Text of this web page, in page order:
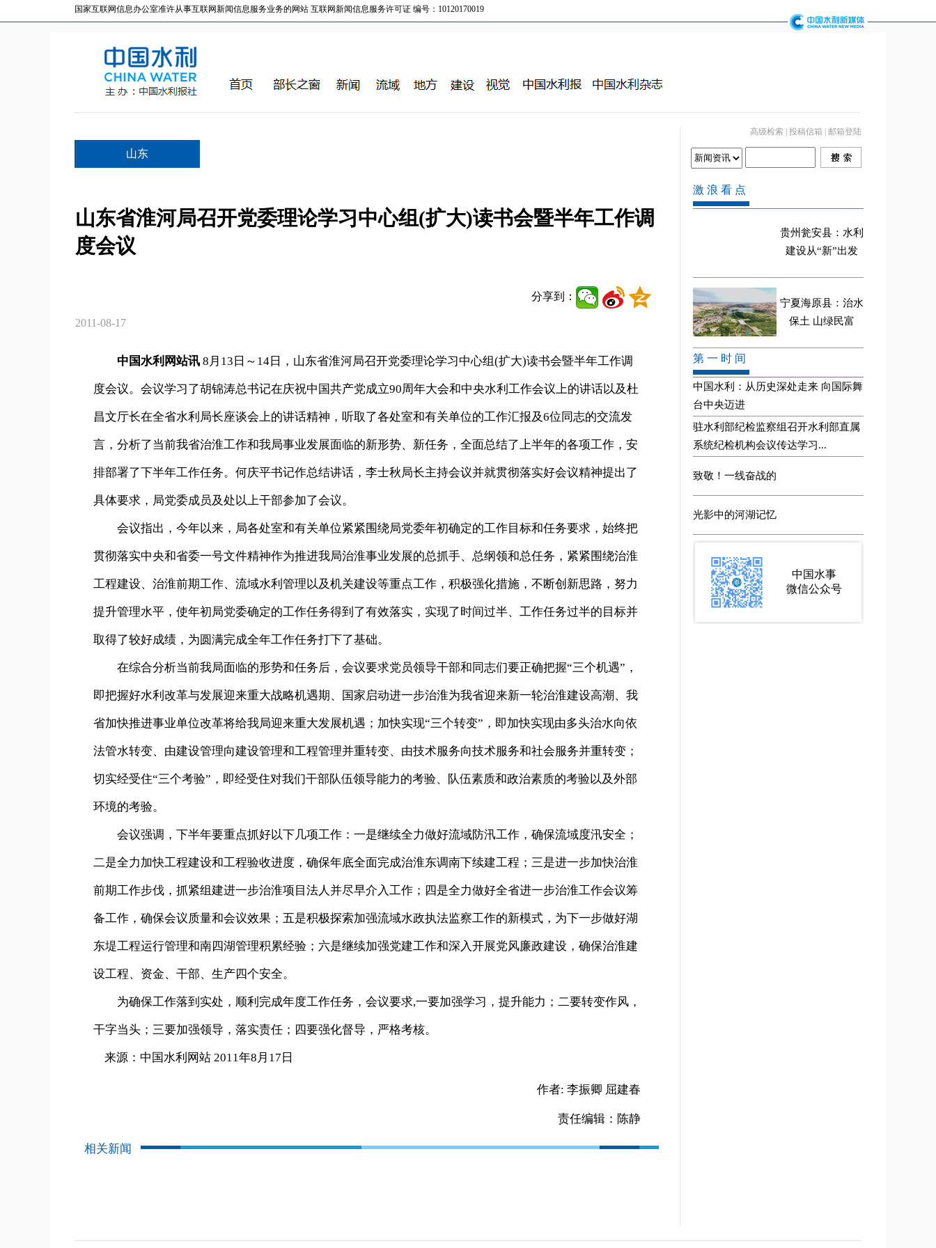
国家互联网信息办公室准许从事互联网新闻信息服务业务的网站 互联网新闻信息服务许可证 编号：10120170019
山东
高级检索 投稿信箱 邮箱登陆
山东省淮河局召开党委理论学习中心组(扩大)读书会暨半年工作调
度会议
分享到：
2011-08-17
中国水利网站讯 8月13日～14日，山东省淮河局召开党委理论学习中心组(扩大)读书会暨半年工作调
度会议。会议学习了胡锦涛总书记在庆祝中国共产党成立90周年大会和中央水利工作会议上的讲话以及杜
昌文厅长在全省水利局长座谈会上的讲话精神，听取了各处室和有关单位的工作汇报及6位同志的交流发
言，分析了当前我省治淮工作和我局事业发展面临的新形势、新任务，全面总结了上半年的各项工作，安
排部署了下半年工作任务。何庆平书记作总结讲话，李士秋局长主持会议并就贯彻落实好会议精神提出了
具体要求，局党委成员及处以上干部参加了会议。
会议指出，今年以来，局各处室和有关单位紧紧围绕局党委年初确定的工作目标和任务要求，始终把
贯彻落实中央和省委一号文件精神作为推进我局治淮事业发展的总抓手、总纲领和总任务，紧紧围绕治淮
工程建设、治淮前期工作、流域水利管理以及机关建设等重点工作，积极强化措施，不断创新思路，努力
提升管理水平，使年初局党委确定的工作任务得到了有效落实，实现了时间过半、工作任务过半的目标并
取得了较好成绩，为圆满完成全年工作任务打下了基础。
在综合分析当前我局面临的形势和任务后，会议要求党员领导干部和同志们要正确把握“三个机遇”，
即把握好水利改革与发展迎来重大战略机遇期、国家启动进一步治淮为我省迎来新一轮治淮建设高潮、我
省加快推进事业单位改革将给我局迎来重大发展机遇；加快实现“三个转变”，即加快实现由多头治水向依
法管水转变、由建设管理向建设管理和工程管理并重转变、由技术服务向技术服务和社会服务并重转变；
切实经受住“三个考验”，即经受住对我们干部队伍领导能力的考验、队伍素质和政治素质的考验以及外部
环境的考验。
会议强调，下半年要重点抓好以下几项工作：一是继续全力做好流域防汛工作，确保流域度汛安全；
二是全力加快工程建设和工程验收进度，确保年底全面完成治淮东调南下续建工程；三是进一步加快治淮
前期工作步伐，抓紧组建进一步治淮项目法人并尽早介入工作；四是全力做好全省进一步治淮工作会议筹
备工作，确保会议质量和会议效果；五是积极探索加强流域水政执法监察工作的新模式，为下一步做好湖
东堤工程运行管理和南四湖管理积累经验；六是继续加强党建工作和深入开展党风廉政建设，确保治淮建
设工程、资金、干部、生产四个安全。
为确保工作落到实处，顺利完成年度工作任务，会议要求,一要加强学习，提升能力；二要转变作风，
干字当头；三要加强领导，落实责任；四要强化督导，严格考核。
来源：中国水利网站 2011年8月17日
作者: 李振卿 屈建春
责任编辑：陈静
相关新闻